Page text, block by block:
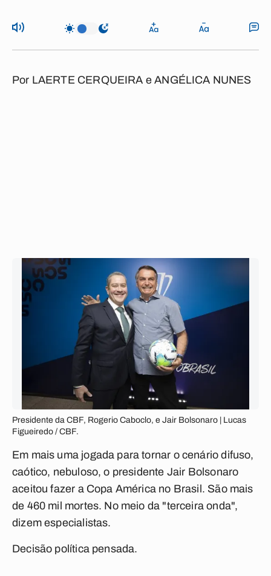
Por LAERTE CERQUEIRA e ANGÉLICA NUNES
Presidente da CBF, Rogerio Caboclo, e Jair Bolsonaro | Lucas
Figueiredo / CBF.
Em mais uma jogada para tornar o cenário difuso,
caótico, nebuloso, o presidente Jair Bolsonaro
aceitou fazer a Copa América no Brasil. São mais
de 460 mil mortes. No meio da "terceira onda",
dizem especialistas.
Decisão política pensada.